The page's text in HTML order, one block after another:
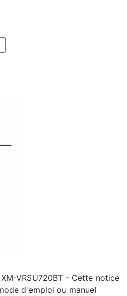
VRSU720BT - Cette notice
d'emploi ou manuel